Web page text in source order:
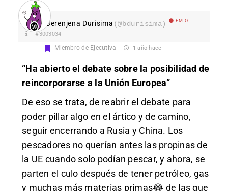
Berenjena Durisima (@bdurisima) EM Off
#3003034
Miembro de Ejecutiva 1 año hace
“Ha abierto el debate sobre la posibilidad de
reincorporarse a la Unión Europea”
De eso se trata, de reabrir el debate para
poder pillar algo en el ártico y de camino,
seguir encerrando a Rusia y China. Los
pescadores no querían antes las propinas de
la UE cuando solo podían pescar, y ahora, se
parten el culo después de tener petróleo, gas
y muchas más materias primas 😂 de las que